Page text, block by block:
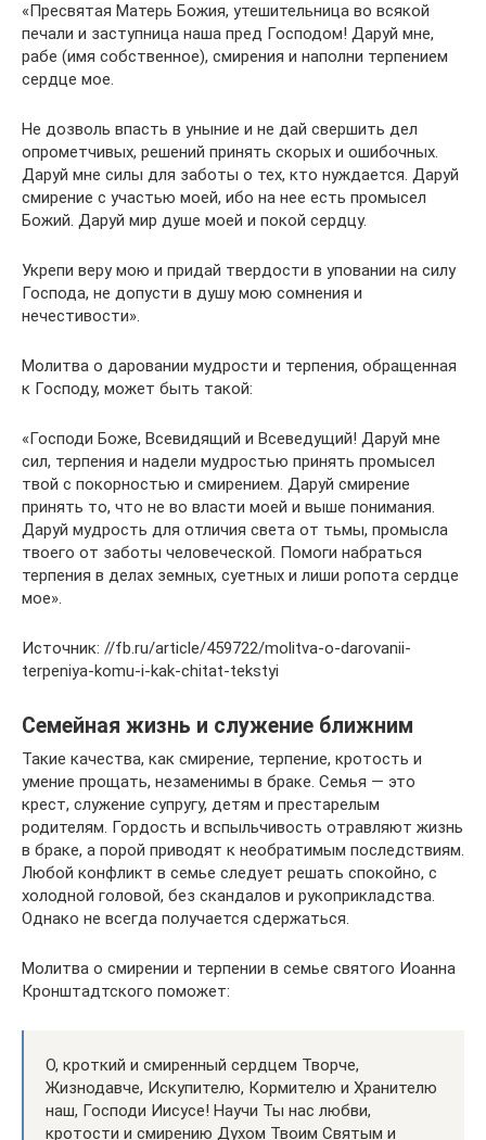
«Пресвятая Матерь Божия, утешительница во всякой
печали и заступница наша пред Господом! Даруй мне,
рабе (имя собственное), смирения и наполни терпением
сердце мое.
Не дозволь впасть в уныние и не дай свершить дел
опрометчивых, решений принять скорых и ошибочных.
Даруй мне силы для заботы о тех, кто нуждается. Даруй
смирение с участью моей, ибо на нее есть промысел
Божий. Даруй мир душе моей и покой сердцу.
Укрепи веру мою и придай твердости в уповании на силу
Господа, не допусти в душу мою сомнения и
нечестивости».
Молитва о даровании мудрости и терпения, обращенная
к Господу, может быть такой:
«Господи Боже, Всевидящий и Всеведущий! Даруй мне
сил, терпения и надели мудростью принять промысел
твой с покорностью и смирением. Даруй смирение
принять то, что не во власти моей и выше понимания.
Даруй мудрость для отличия света от тьмы, промысла
твоего от заботы человеческой. Помоги набраться
терпения в делах земных, суетных и лиши ропота сердце
мое».
Источник: //fb.ru/article/459722/molitva-o-darovanii-
terpeniya-komu-i-kak-chitat-tekstyi
Семейная жизнь и служение ближним
Такие качества, как смирение, терпение, кротость и
умение прощать, незаменимы в браке. Семья — это
крест, служение супругу, детям и престарелым
родителям. Гордость и вспыльчивость отравляют жизнь
в браке, а порой приводят к необратимым последствиям.
Любой конфликт в семье следует решать спокойно, с
холодной головой, без скандалов и рукоприкладства.
Однако не всегда получается сдержаться.
Молитва о смирении и терпении в семье святого Иоанна
Кронштадтского поможет:
О, кроткий и смиренный сердцем Творче,
Жизнодавче, Искупителю, Кормителю и Хранителю
наш, Господи Иисусе! Научи Ты нас любви,
кротости и смирению Духом Твоим Святым и